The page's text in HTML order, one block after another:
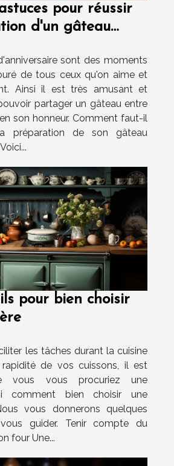
pour réussir
d'un gâteau
sont des moments
de tous ceux qu'on aime et
Ainsi il est très amusant et
partager un gâteau entre
son honneur. Comment faut-il
préparation de son gâteau
pour bien choisir
les tâches durant la cuisine
de vos cuissons, il est
vous vous procuriez une
comment bien choisir une
vous donnerons quelques
guider. Tenir compte du
four Une...